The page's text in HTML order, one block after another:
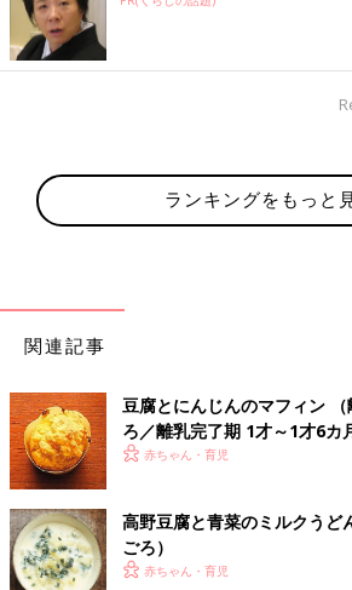
ンゲンサイ）のクリーム
たんぱく質のおすすめレシピ 離
ベビー麻婆丼 作り
歳 ～1歳6ヶ月ごろ】
1歳～1歳6ヶ月ごろから
などタンパク質を含む食
野菜の白あえ 作り
ランキングをもっと
関連記事
豆腐とにんじんのマフィン
ろ／離乳完了期 1才～1才6カ
赤ちゃん・育児
高野豆腐と青菜のミルクうど
ごろ）
赤ちゃん・育児